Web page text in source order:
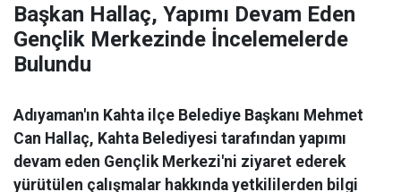
Başkan Hallaç, Yapımı Devam Eden
Gençlik Merkezinde İncelemelerde
Bulundu
Adıyaman'ın Kahta ilçe Belediye Başkanı Mehmet
Can Hallaç, Kahta Belediyesi tarafından yapımı
devam eden Gençlik Merkezi'ni ziyaret ederek
yürütülen çalışmalar hakkında yetkililerden bilgi